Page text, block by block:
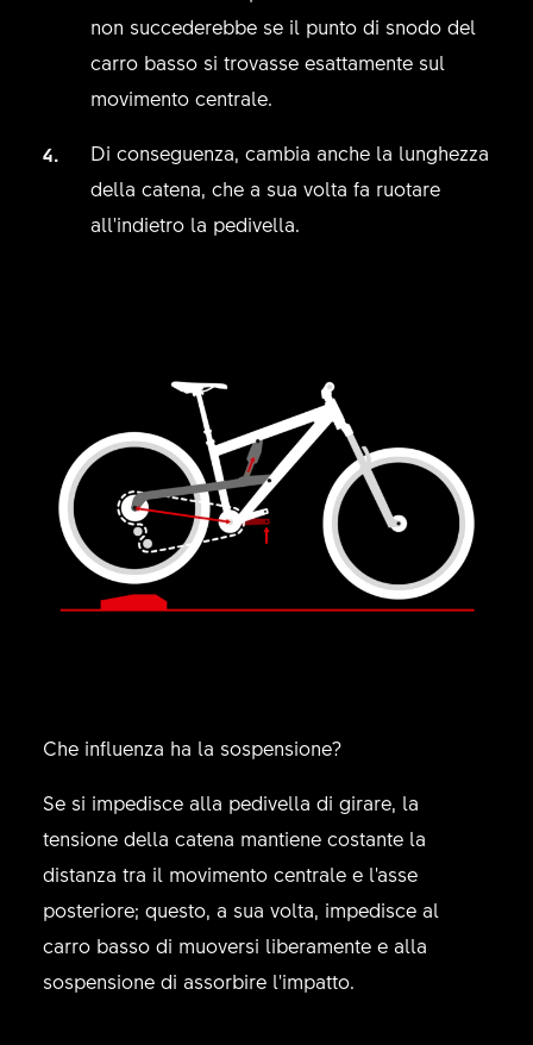
non succederebbe se il punto di snodo del
carro basso si trovasse esattamente sul
movimento centrale.
Di conseguenza, cambia anche la lunghezza
della catena, che a sua volta fa ruotare
all'indietro la pedivella.
Che influenza ha la sospensione?
Se si impedisce alla pedivella di girare, la
tensione della catena mantiene costante la
distanza tra il movimento centrale e l'asse
posteriore; questo, a sua volta, impedisce al
carro basso di muoversi liberamente e alla
sospensione di assorbire l'impatto.